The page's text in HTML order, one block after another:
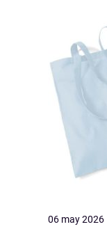
06 may 2026